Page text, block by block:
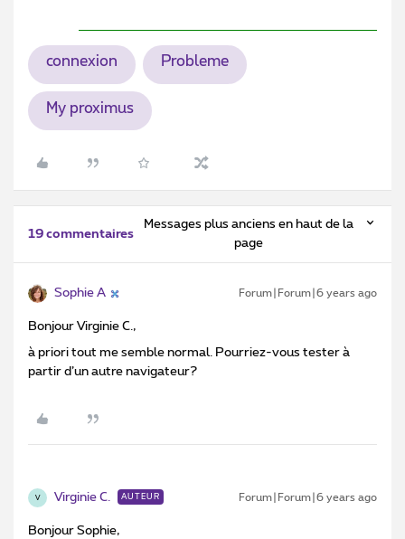
connexion Probleme
My proximus
19 commentaires
Messages plus anciens en haut de la
page
Sophie A Forum|Forum|6 years ago
Bonjour Virginie C.,
à priori tout me semble normal. Pourriez-vous tester à
partir d’un autre navigateur?
V Virginie C. AUTEUR Forum|Forum|6 years ago
Bonjour Sophie,